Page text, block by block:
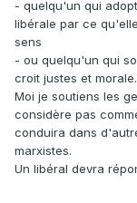
- quelqu'un qui
libérale par ce
sens
- ou quelqu'un qui
croit justes et
Moi je soutiens les
considère pas
conduira dans
marxistes.
Un libéral devra